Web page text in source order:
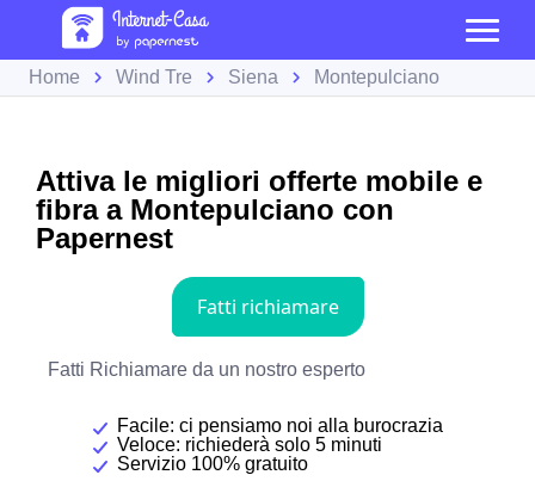
Home Wind Tre Siena Montepulciano